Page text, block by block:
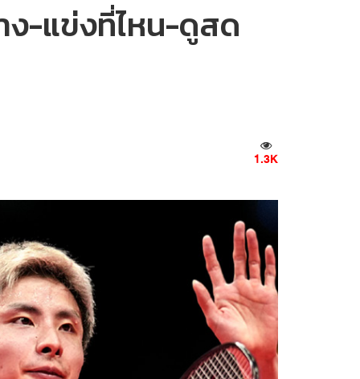
ง-แข่งที่ไหน-ดูสด
1.3K